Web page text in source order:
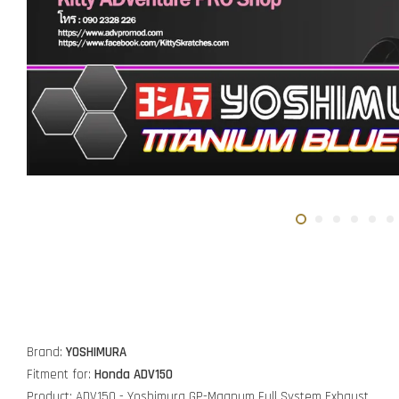
Brand: YOSHIMURA
Fitment for: Honda ADV150